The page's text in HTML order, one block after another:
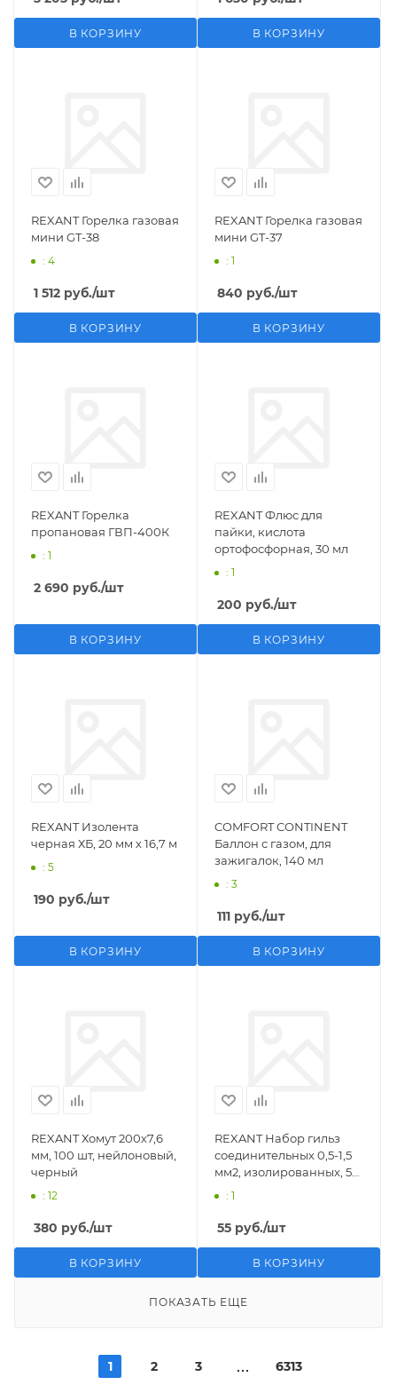
В КОРЗИНУ В КОРЗИНУ
REXANT Горелка газовая
мини GT-38
: 4
1 512 руб./шт
В КОРЗИНУ
REXANT Горелка газовая
мини GT-37
: 1
840 руб./шт
В КОРЗИНУ
REXANT Горелка
пропановая ГВП-400К
: 1
2 690 руб./шт
В КОРЗИНУ
REXANT Флюс для
пайки, кислота
ортофосфорная, 30 мл
: 1
200 руб./шт
В КОРЗИНУ
REXANT Изолента
черная ХБ, 20 мм х 16,7 м
: 5
190 руб./шт
В КОРЗИНУ
COMFORT CONTINENT
Баллон с газом, для
зажигалок, 140 мл
: 3
111 руб./шт
В КОРЗИНУ
REXANT Хомут 200х7,6
мм, 100 шт, нейлоновый,
черный
: 12
380 руб./шт
В КОРЗИНУ
REXANT Набор гильз
соединительных 0,5-1,5
мм2, изолированных, 5
: 1
55 руб./шт
В КОРЗИНУ
ПОКАЗАТЬ ЕЩЕ
1 2 3 6313